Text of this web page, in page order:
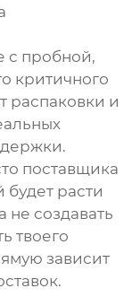
с пробной,
критичного
распаковки и
поставщика
будет расти
не создавать
твоего
зависит